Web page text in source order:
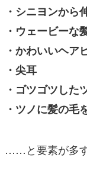
・シニヨンから
・ウェービーな
・かわいいヘア
・尖耳
・ゴツゴツした
・ツノに髪の毛
……と要素が多